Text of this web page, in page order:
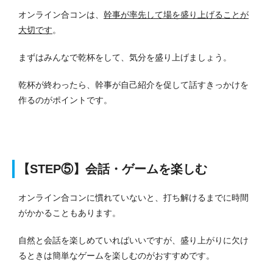
オンライン合コンは、 幹事が率先して場を盛り上げることが
大切です。
まずはみんなで乾杯をして、気分を盛り上げましょう。
乾杯が終わったら、幹事が自己紹介を促して話すきっかけを
作るのがポイントです。
【STEP⑤】会話・ゲームを楽しむ
オンライン合コンに慣れていないと、打ち解けるまでに時間
がかかることもあります。
自然と会話を楽しめていればいいですが、盛り上がりに欠け
るときは簡単なゲームを楽しむのがおすすめです。